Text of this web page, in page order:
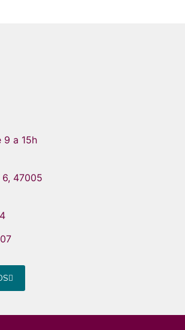
9 a 15h
6, 47005